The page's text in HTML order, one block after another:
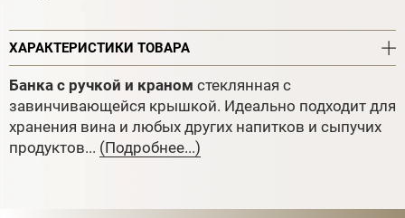
ХАРАКТЕРИСТИКИ ТОВАРА
Банка с ручкой и краном стеклянная с
завинчивающейся крышкой. Идеально подходит для
хранения вина и любых других напитков и сыпучих
продуктов... (Подробнее...)